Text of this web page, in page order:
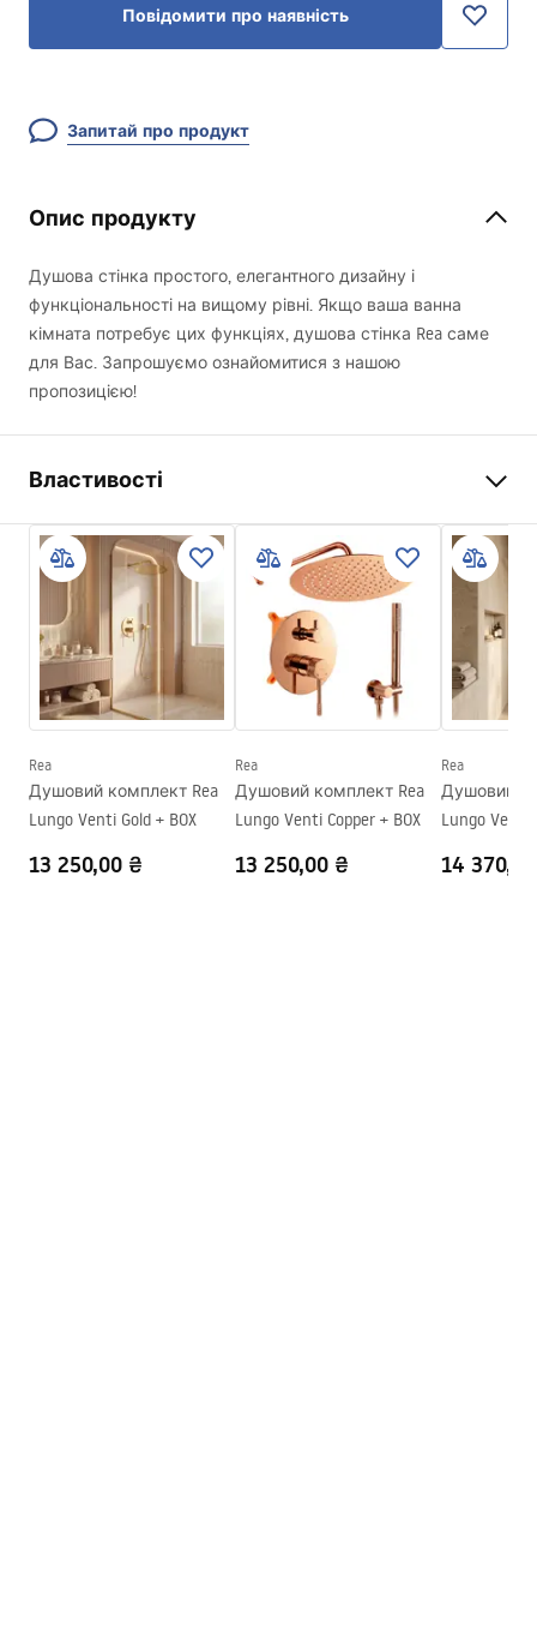
Повідомити про наявність
Запитай про продукт
Опис продукту
Душова стінка простого, елегантного дизайну і
функціональності на вищому рівні. Якщо ваша ванна
кімната потребує цих функціях, душова стінка Rea саме
для Вас. Запрошуємо ознайомитися з нашою
пропозицією!
Властивості
Розмір (двері х стінка)
Колір
хром
Тип кабіни
Walk-in
Колір скла
Прозорий 8mm
Серія
Aero
Висота
1950мм
Напрямок кабіни
Гарантія
24 місяці
Rea
Душовий комплект Rea
Lungo Venti Gold + BOX
13 250,00 ₴
Rea
Душовий комплект Rea
Lungo Venti Copper + BOX
13 250,00 ₴
Rea
Душовий
Lungo Venti
14